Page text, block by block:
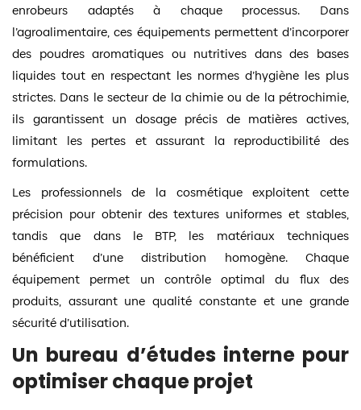
enrobeurs adaptés à chaque processus. Dans
l’agroalimentaire, ces équipements permettent d’incorporer
des poudres aromatiques ou nutritives dans des bases
liquides tout en respectant les normes d’hygiène les plus
strictes. Dans le secteur de la chimie ou de la pétrochimie,
ils garantissent un dosage précis de matières actives,
limitant les pertes et assurant la reproductibilité des
formulations.
Les professionnels de la cosmétique exploitent cette
précision pour obtenir des textures uniformes et stables,
tandis que dans le BTP, les matériaux techniques
bénéficient d’une distribution homogène. Chaque
équipement permet un contrôle optimal du flux des
produits, assurant une qualité constante et une grande
sécurité d’utilisation.
Un bureau d’études interne pour
optimiser chaque projet